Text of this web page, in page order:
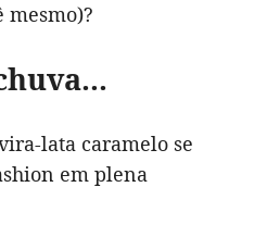
mesmo)?
lata caramelo se
em plena